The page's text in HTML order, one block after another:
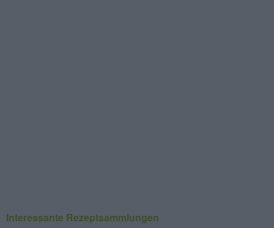
Interessante Rezeptsammlungen